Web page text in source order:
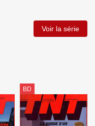
Voir la série
BD